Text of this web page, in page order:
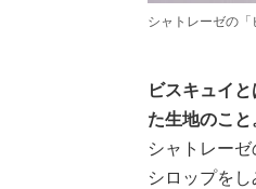
シャトレーゼの
ビスキュイ
た生地のこと
シャトレー
シロップを